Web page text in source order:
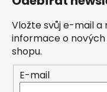
Vložte svůj e-mail
informace o
shopu.
E-mail